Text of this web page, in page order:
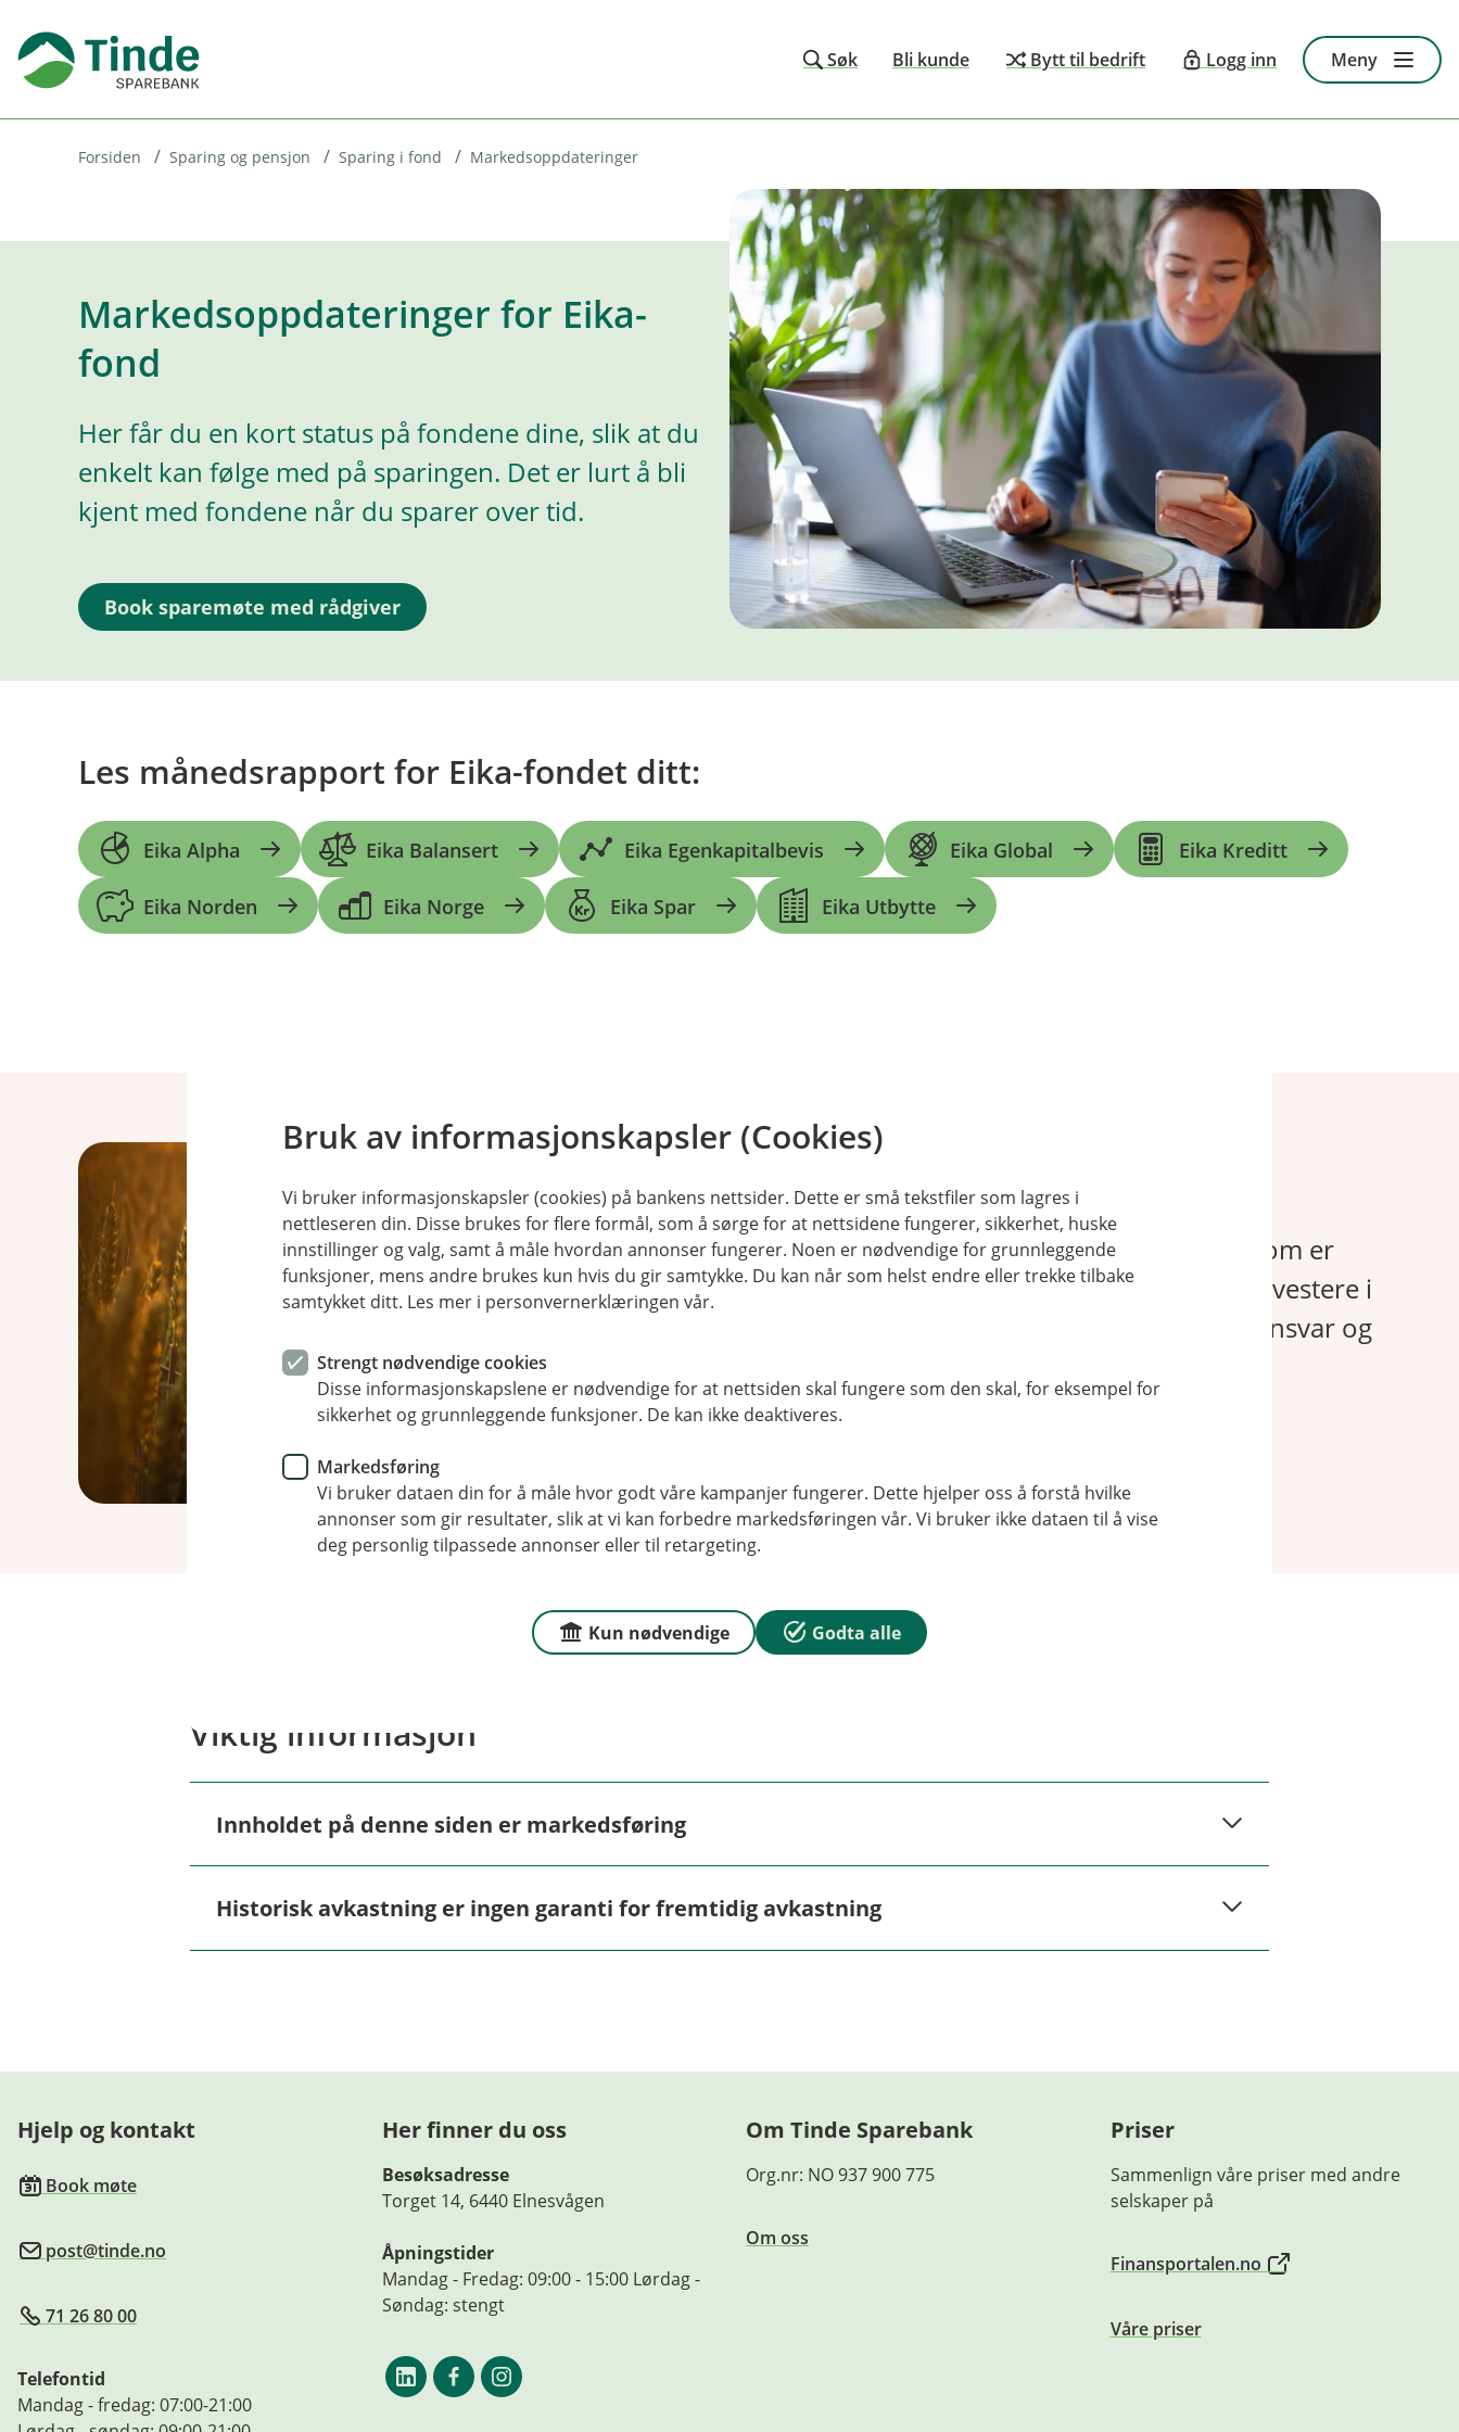
Søk Bli kunde Bytt til bedrift Logg inn Meny
Forsiden Sparing og pensjon Sparing i fond Markedsoppdateringer
Markedsoppdateringer for Eika-
fond
Her får du en kort status på fondene dine, slik at du
enkelt kan følge med på sparingen. Det er lurt å bli
kjent med fondene når du sparer over tid.
Book sparemøte med rådgiver
Les månedsrapport for Eika-fondet ditt:
Eika Alpha Eika Balansert Eika Egenkapitalbevis Eika Global Eika Kreditt
Eika Norden Eika Norge Eika Spar Eika Utbytte
Ansvarlige investeringer og bærekraft
Eika Kapitalforvaltning ønsker å foreta investeringer som er
ansvarlige og bærekraftige. Det handler om at de vil investere i
selskaper som ivaretar miljø og bærekraft, samfunnsansvar og
Viktig informasjon
Innholdet på denne siden er markedsføring
n
u
autoriserte rådgivere som kan gi personlig rådgivning. Hvis du ønsker rådgivning fra en av rådgiverne våre
kan dubooke møte her.
Historisk avkastning er ingen garanti for fremtidig avkastning
n
k
nøkkelinformasjon og prospekt.
Oversikt om fondenes kostnader finner du her.
Hjelp og kontakt
Book møte
post@tinde.no
71 26 80 00
Telefontid
Mandag - fredag: 07:00-21:00
Her finner du oss
Besøksadresse
Torget 14, 6440 Elnesvågen
Åpningstider
Mandag - Fredag: 09:00 - 15:00 Lørdag -
Søndag: stengt
Om Tinde Sparebank
Org.nr: NO 937 900 775
Om oss
Priser
Sammenlign våre priser med andre
selskaper på
Finansportalen.no
Våre priser
Bruk av informasjonskapsler (Cookies)
Vi bruker informasjonskapsler (cookies) på bankens nettsider. Dette er små tekstfiler som lagres i
nettleseren din. Disse brukes for flere formål, som å sørge for at nettsidene fungerer, sikkerhet, huske
innstillinger og valg, samt å måle hvordan annonser fungerer. Noen er nødvendige for grunnleggende
funksjoner, mens andre brukes kun hvis du gir samtykke. Du kan når som helst endre eller trekke tilbake
samtykket ditt. Les mer i personvernerklæringen vår.
Strengt nødvendige cookies
Disse informasjonskapslene er nødvendige for at nettsiden skal fungere som den skal, for eksempel for
sikkerhet og grunnleggende funksjoner. De kan ikke deaktiveres.
Markedsføring
Vi bruker dataen din for å måle hvor godt våre kampanjer fungerer. Dette hjelper oss å forstå hvilke
annonser som gir resultater, slik at vi kan forbedre markedsføringen vår. Vi bruker ikke dataen til å vise
deg personlig tilpassede annonser eller til retargeting.
Kun nødvendige Godta alle